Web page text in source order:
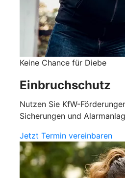
Keine Chance für Diebe
Einbruchschutz
Nutzen Sie KfW-
Sicherungen und
Jetzt Termin vereinbaren